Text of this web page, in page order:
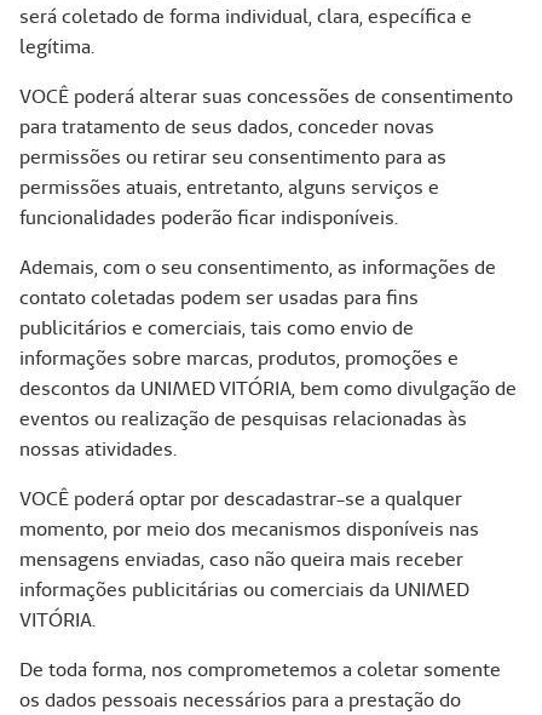
será coletado de forma individual, clara, específica e
legítima.
VOCÊ poderá alterar suas concessões de consentimento
para tratamento de seus dados, conceder novas
permissões ou retirar seu consentimento para as
permissões atuais, entretanto, alguns serviços e
funcionalidades poderão ficar indisponíveis.
Ademais, com o seu consentimento, as informações de
contato coletadas podem ser usadas para fins
publicitários e comerciais, tais como envio de
informações sobre marcas, produtos, promoções e
descontos da UNIMED VITÓRIA, bem como divulgação de
eventos ou realização de pesquisas relacionadas às
nossas atividades.
VOCÊ poderá optar por descadastrar-se a qualquer
momento, por meio dos mecanismos disponíveis nas
mensagens enviadas, caso não queira mais receber
informações publicitárias ou comerciais da UNIMED
VITÓRIA.
De toda forma, nos comprometemos a coletar somente
os dados pessoais necessários para a prestação do